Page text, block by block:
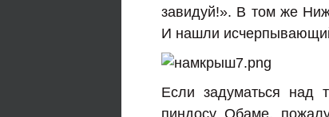
завидуй!». В том же
И нашли исчерпывающий
Если задуматься над